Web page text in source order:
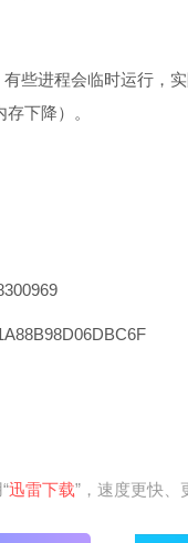
些进程会临时运行，
下降）。
迅雷下载”，速度更快、